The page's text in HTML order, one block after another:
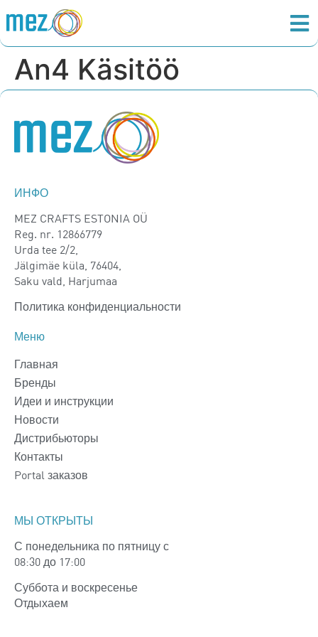
An4 Käsitöö
ИНФО
MEZ CRAFTS ESTONIA OÜ
Reg. nr. 12866779
Urda tee 2/2,
Jälgimäe küla, 76404,
Saku vald, Harjumaa
Политика конфиденциальности
Меню
Главная
Бренды
Идеи и инструкции
Новости
Дистрибьюторы
Контакты
Portal заказов
МЫ ОТКРЫТЫ
С понедельника по пятницу с
08:30 до 17:00
Суббота и воскресенье
Отдыхаем